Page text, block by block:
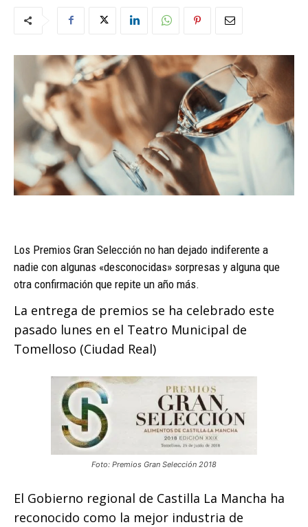
Los Premios Gran Selección no han dejado indiferente a
nadie con algunas «desconocidas» sorpresas y alguna que
otra confirmación que repite un año más.
La entrega de premios se ha celebrado este
pasado lunes en el Teatro Municipal de
Tomelloso (Ciudad Real)
Foto: Premios Gran Selección 2018
El Gobierno regional de Castilla La Mancha ha
reconocido como la mejor industria de